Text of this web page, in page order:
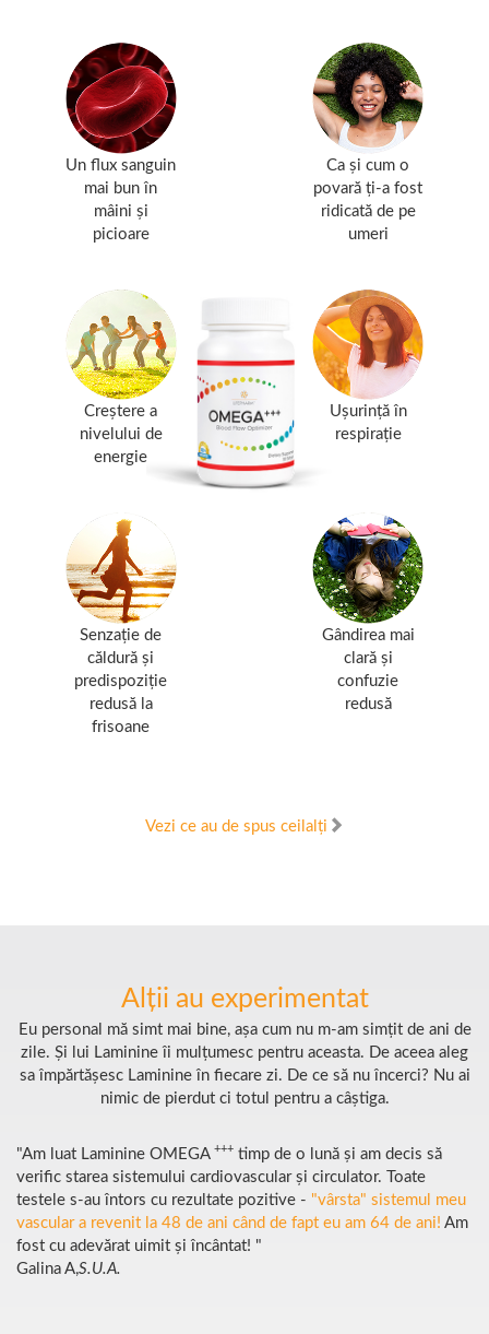
Un flux sanguin
mai bun în
mâini și
picioare
Ca și cum o
povară ți-a fost
ridicată de pe
umeri
Creștere a
nivelului de
energie
Ușurință în
respirație
Senzație de
căldură și
predispoziție
redusă la
frisoane
Gândirea mai
clară și
confuzie
redusă
Vezi ce au de spus ceilalți
Alții au experimentat
Eu personal mă simt mai bine, așa cum nu m-am simțit de ani de
zile. Și lui Laminine îi mulțumesc pentru aceasta. De aceea aleg
sa împărtășesc Laminine în fiecare zi. De ce să nu încerci? Nu ai
nimic de pierdut ci totul pentru a câștiga.
"Am luat Laminine OMEGA +++ timp de o lună și am decis să
verific starea sistemului cardiovascular și circulator. Toate
testele s-au întors cu rezultate pozitive - "vârsta" sistemul meu
vascular a revenit la 48 de ani când de fapt eu am 64 de ani! Am
fost cu adevărat uimit și încântat! "
Galina A,S.U.A.